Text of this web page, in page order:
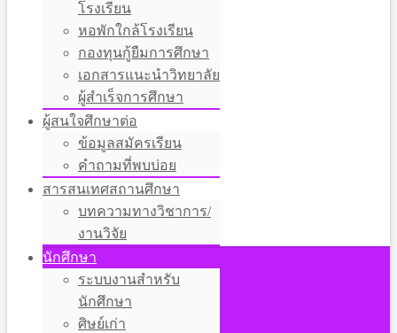
โรงเรียน
หอพักใกล้โรงเรียน
กองทุนกู้ยืมการศึกษา
เอกสารแนะนำวิทยาลัย
ผู้สำเร็จการศึกษา
ผู้สนใจศึกษาต่อ
ข้อมูลสมัครเรียน
คำถามที่พบบ่อย
สารสนเทศสถานศึกษา
บทความทางวิชาการ/
งานวิจัย
นักศึกษา
ระบบงานสำหรับ
นักศึกษา
ศิษย์เก่า